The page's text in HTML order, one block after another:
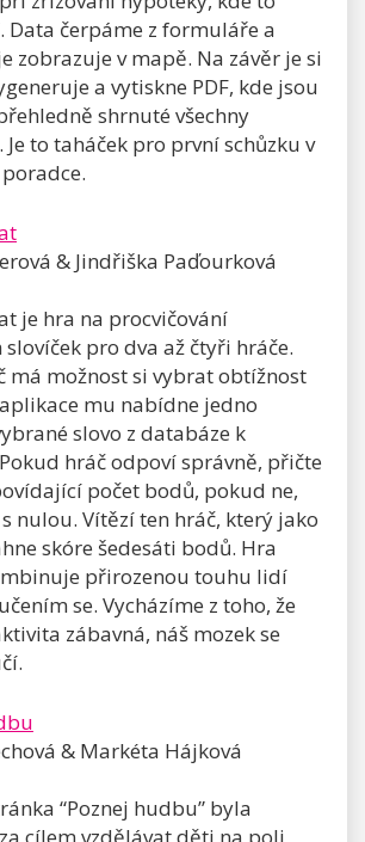
Data čerpáme z formuláře a
zobrazuje v mapě. Na závěr je si
a vytiskne PDF, kde jsou
shrnuté všechny
to taháček pro první schůzku v
& Jindřiška Paďourková
je hra na procvičování
pro dva až čtyři hráče.
má možnost si vybrat obtížnost
mu nabídne jedno
slovo z databáze k
hráč odpoví správně, přičte
počet bodů, pokud ne,
nulou. Vítězí ten hráč, který jako
skóre šedesáti bodů. Hra
přirozenou touhu lidí
se. Vycházíme z toho, že
zábavná, náš mozek se
& Markéta Hájková
“Poznej hudbu” byla